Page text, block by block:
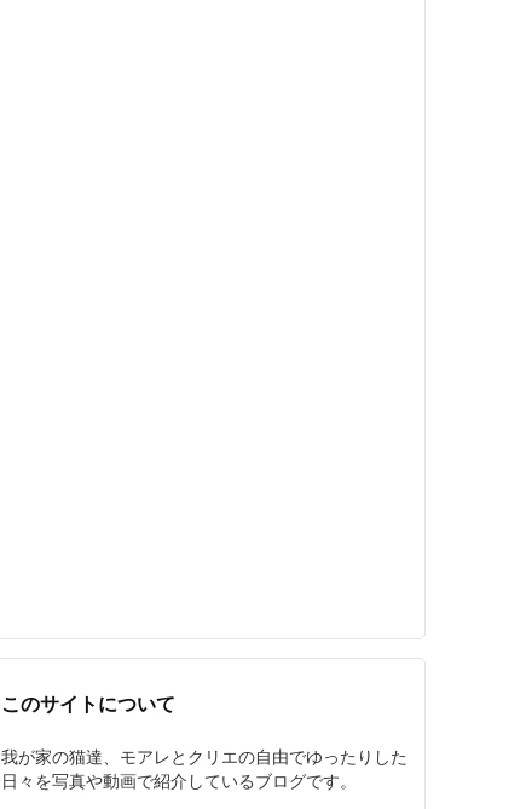
このサイトについて
我が家の猫達、モアレとクリエの自由でゆったりした
日々を写真や動画で紹介しているブログです。